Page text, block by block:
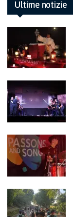
Ultime notizie